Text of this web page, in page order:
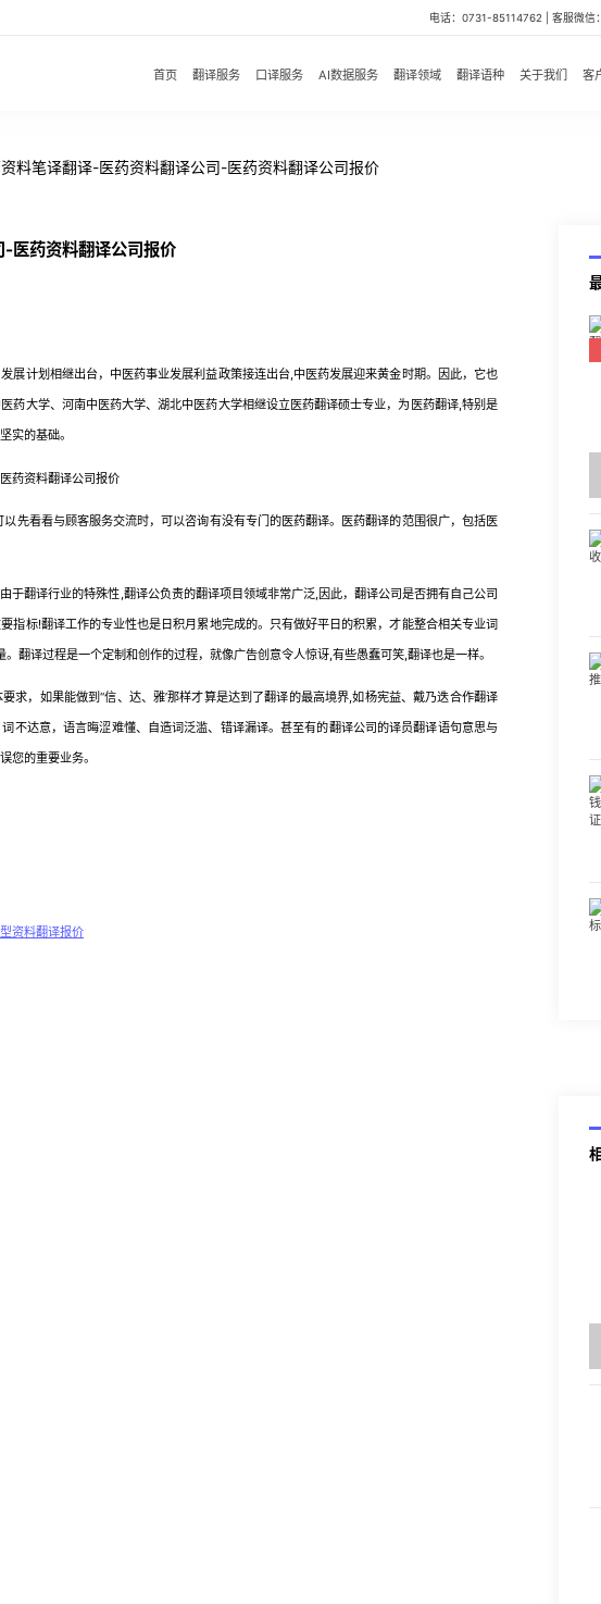
电话：0731-85114762 | 客服微
首页 翻译服务 口译服务 AI数据服务 翻译领域 翻译语种 关于我们 客
料笔译翻译-医药资料翻译公司-医药资料翻译公司报价
医药资料翻译公司报价
计划相继出台，中医药事业发展利益政策接连出台,中医药发展迎来黄金时期。因此，它也
药大学、河南中医药大学、湖北中医药大学相继设立医药翻译硕士专业，为医药翻译,特别是
实的基础。
看看与顾客服务交流时，可以咨询有没有专门的医药翻译。医药翻译的范围很广，包括医
于翻译行业的特殊性,翻译公负责的翻译项目领域非常广泛,因此，翻译公司是否拥有自己公司
指标!翻译工作的专业性也是日积月累地完成的。只有做好平日的积累，才能整合相关专业词
翻译过程是一个定制和创作的过程，就像广告创意令人惊讶,有些愚蠢可笑,翻译也是一样。
，如果能做到“信、达、雅’那样才算是达到了翻译的最高境界,如杨宪益、戴乃迭合作翻译
不达意，语言晦涩难懂、自造词泛滥、错译漏译。甚至有的翻译公司的译员翻译语句意思与
您的重要业务。
资料翻译报价